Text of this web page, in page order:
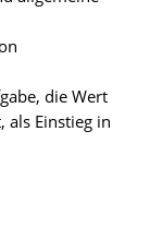
die Wert
als Einstieg in